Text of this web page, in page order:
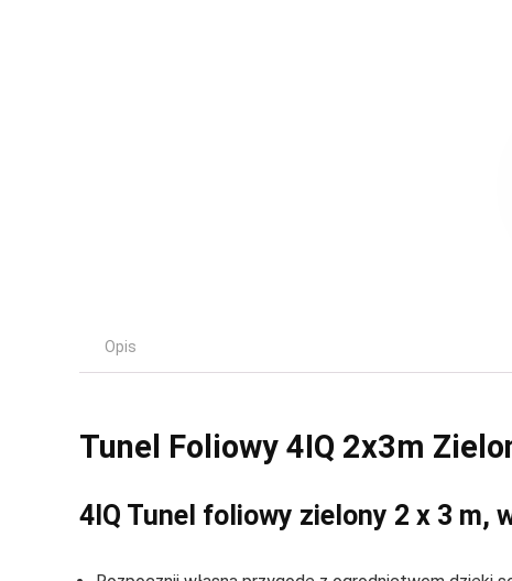
Opis
Tunel Foliowy 4IQ 2x3m
4IQ Tunel foliowy zielony 2 x 3 m,